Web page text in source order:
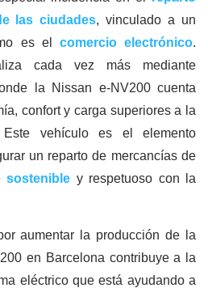
las ciudades, vinculado a un
es el comercio electrónico.
cada vez más mediante
la Nissan e-NV200 cuenta
confort y carga superiores a la
vehículo es el elemento
un reparto de mercancías de
sostenible y respetuoso con la
aumentar la producción de la
en Barcelona contribuye a la
eléctrico que está ayudando a